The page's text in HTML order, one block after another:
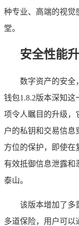
种专业、高端的视觉
堂。
安全性能
数字资产的安全
钱包1.8.2版本深知
项令人瞩目的升级，
户的私钥和交易信
方位的保护，即使在
有效抵御信息泄露和
泰山。
该版本增加了多
多道保险，用户可以